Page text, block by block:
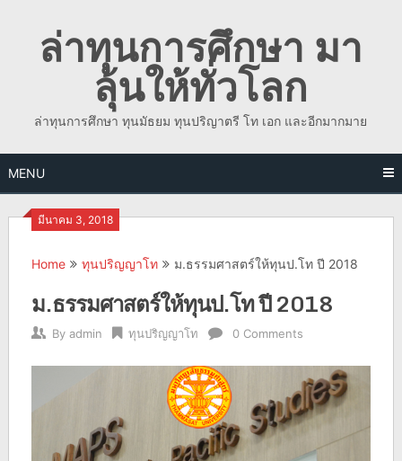
contentล่าทุนการศึกษา มา
ลุ้นให้ทั่วโลก
ล่าทุนการศึกษา ทุนมัธยม ทุนปริญาตรี โท เอก และอีกมากมาย
MENU
มีนาคม 3, 2018
Home ทุนปริญญาโท ม.ธรรมศาสตร์ให้ทุนป.โท ปี 2018
ม.ธรรมศาสตร์ให้ทุนป.โท ปี 2018
By admin ทุนปริญญาโท 0 Comments